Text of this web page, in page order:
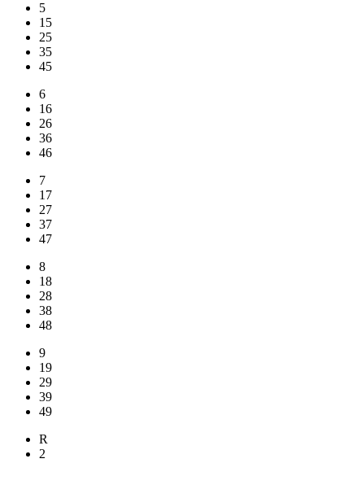
5
15
25
35
45
6
16
26
36
46
7
17
27
37
47
8
18
28
38
48
9
19
29
39
49
R
2